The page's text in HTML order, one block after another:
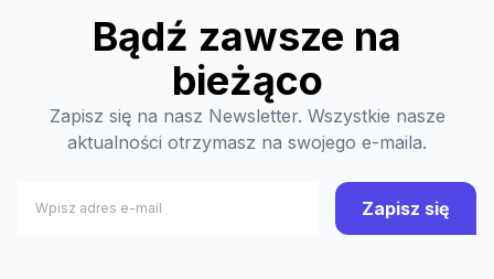
Bądź zawsze na
bieżąco
Zapisz się na nasz Newsletter. Wszystkie nasze
aktualności otrzymasz na swojego e-maila.
Zapisz się